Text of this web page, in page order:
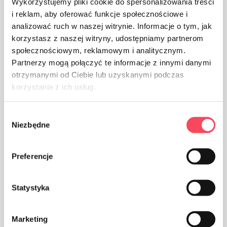
i reklam, aby oferować funkcje społecznościowe i
analizować ruch w naszej witrynie. Informacje o tym, jak
korzystasz z naszej witryny, udostępniamy partnerom
społecznościowym, reklamowym i analitycznym.
Partnerzy mogą połączyć te informacje z innymi danymi
otrzymanymi od Ciebie lub uzyskanymi podczas
korzystania z ich usług.
zgody
Niezbędne
Preferencje
Statystyka
Marketing
Gli imballaggi in polipropilene, PP sono considerati